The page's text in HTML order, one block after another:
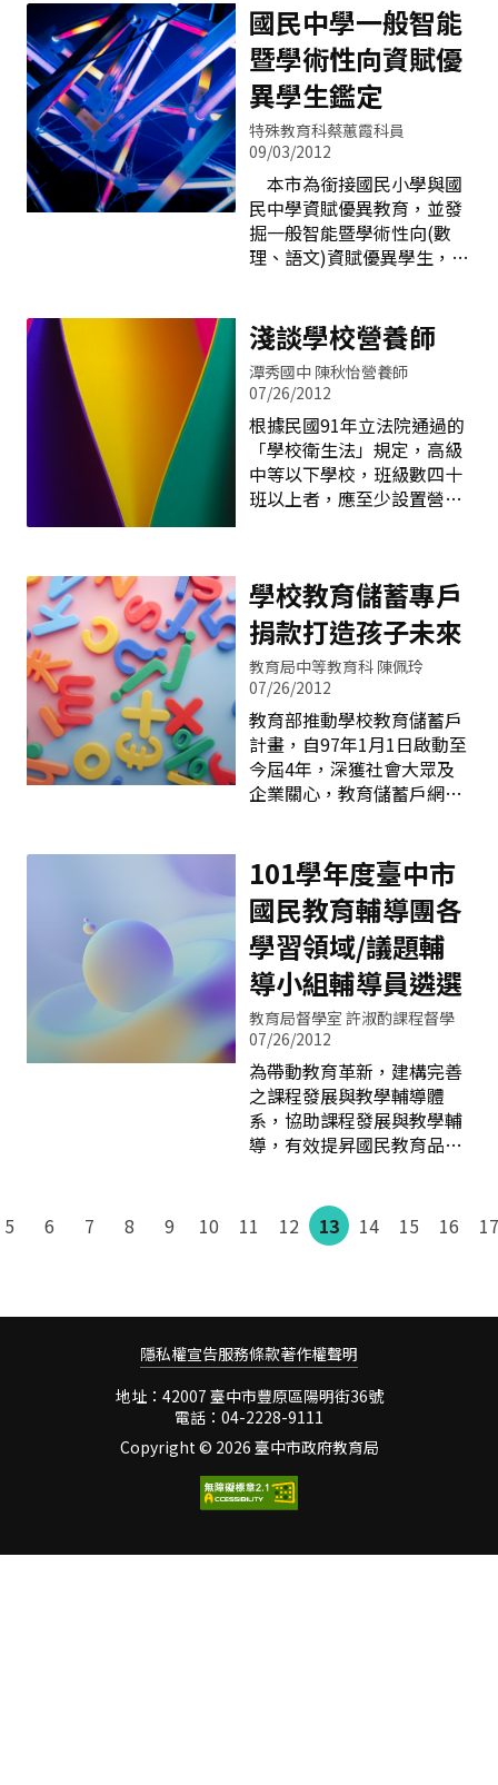
襄盛舉。而這次全國首創的
創意獎學金活動，就是要鼓
勵年輕人提出創意。本市學
生一直創意無限，如以「瑞
士日內瓦國際發明獎為」為
例，臺中市代表隊於2011年
共得到13金、10銀、1銅；
2012年也得到8金、12銀、6
銅，是所有參賽城市中最好
的成績。市長認為這些青年
學子的優異表
規定，使家庭教育與學校教
育緊密結合，增進學校教師
家庭教育專業知能，培養家
庭教育專業課程教學能力，
本市於民國一○○年成立家
庭教育輔導團，致力於家庭
教育的推廣，舉辦多項研習
與活動，以期各級學校配合
推動家庭教育課程，各階段
教師具備家庭教育課程設計
與實施技能。 為督導學校確
教育課程及活動，並於學校
行事曆中載明，本市領先各
縣市於家庭教育中心網站建
置「家庭教育行事曆」及
「成果填報」專區，請各校
將每學年度家庭教育行事曆
及成果上傳至家庭教育中心
網站，俾利作時數掌控以符
享。規劃在九月十二日舉辦
「家庭教育行事曆及成果資
料上傳說明會」，使
國民中學一般智能
暨學術性向資賦優
異學生鑑定
特殊教育科蔡蕙霞科員
09/03/2012
本市為銜接國民小學與國
民中學資賦優異教育，並發
掘一般智能暨學術性向(數
理、語文)資賦優異學生，實
一○一學年度國民中學資賦
優異學生鑑定。 有關
「臺中市一○一學年度國民
中學一般智能暨學術性向資
賦優異學生鑑定簡章」預計
於一○一年十月公告於本市
教育局全球資訊網，本鑑定
係「標準參照測驗」參與鑑
成功國中、北新國中、大雅
國中、光明國中及豐東國中
舉行國民中學一般智能暨學
術性向資賦優異學生鑑定
初、複選工作。 查教育
部「身心障礙及資賦優異學
生鑑定標準」第十四條規
定，一般智能資賦優異指個
別智力測驗評量結果在平均
者、指導教師或家長觀察推
薦，並檢附學習特質與表現
卓越或傑出等之具體資料；
另按同法第十五條規定，學
術性向(數理、語文
淺談學校營養師
潭秀國中 陳秋怡營養師
07/26/2012
根據民國91年立法院通過的
「學校衛生法」規定，高級
中等以下學校，班級數四十
班以上者，應至少設置營養
師，並將於101年達成學校
營養師任用率100％之目
標。 學校營養師是在做些什
麼呢？在午餐供應作業大致
上是：菜單的營養設計、食
物採購儲存管理、膳食的準
備和供應督導等。每天一大
早，廚房就像在打仗一樣，
首先是每週輪值驗收人員登
員擔任）驗收食材供應商送
來的食材，抽樣觀察青菜品
質好不好，確認肉品認證標
誌、顏色、溫度及保存期限
等等，另外還要確認蔬果農
藥殘毒快速檢驗報告單或其
他檢驗報告單是否合格。食
材部分確認完畢之後，營養
師會配戴工作帽、口罩及工
作鞋進入廚房察看整個衛生
安全作業流程、庫房管理
等，簡單來說，從食材驗收
管控、清洗、烹調、配膳，
學校教育儲蓄專戶
捐款打造孩子未來
教育局中等教育科 陳佩玲
07/26/2012
教育部推動學校教育儲蓄戶
計畫，自97年1月1日啟動至
今屆4年，深獲社會大眾及
企業關心，教育儲蓄戶網站
有20,673件個案上網，且有
20,021件已獲捐助並結案，
經學校確認之捐款款項高達
9,644筆，金額從新台幣1元
至400萬元不等，截至101年
1月31日止，累計捐款金額
達2億8,749萬0,205元，更
有許多愛心企業和善心人
士，長期關懷本網站之學
童，顯見各界愛心踴躍。 為
落實教育施政主軸「社會關
懷」之理念，協助經濟弱勢
學生就學，目前全國參與
計畫並獲公益勸募許可之公
立高中職及國中、小，計有
排績優縣市及學校分享辦理
育儲蓄戶網站功能，使捐款
者、學校及徵信功能等更加
人
101學年度臺中市
國民教育輔導團各
學習領域/議題輔
導小組輔導員遴選
教育局督學室 許淑酌課程督學
07/26/2012
為帶動教育革新，建構完善
之課程發展與教學輔導體
系，協助課程發展與教學輔
導，有效提昇國民教育品質
與資源分享，提升學生學習
成效，訂定本市「國民教育
度國民教育輔導團輔導員遴
選簡章」召開「100學年度
國民教育輔導團各領域、議
題召集人及副召集人」相關
會議，歷經101年6月14日於
豐原區豐田國小辦理初審及
101年6月22日複審會議，遴
選出「101學年度臺中市國
民教育輔導團新任輔導
學習領域、5個教育議題，
5 6 7 8 9 10 11 12 13 14 15 16 17
隱私權宣告服務條款著作權聲明
地址：42007 臺中市豐原區陽明街36號
電話：04-2228-9111
Copyright © 2026 臺中市政府教育局